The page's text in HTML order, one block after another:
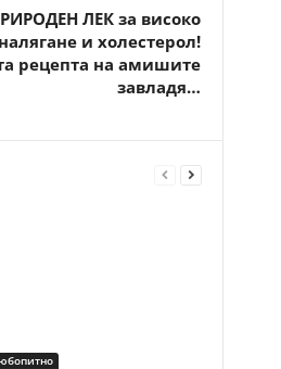
ЛЕК за високо
и холестерол!
рецепта на амишите
завладя…